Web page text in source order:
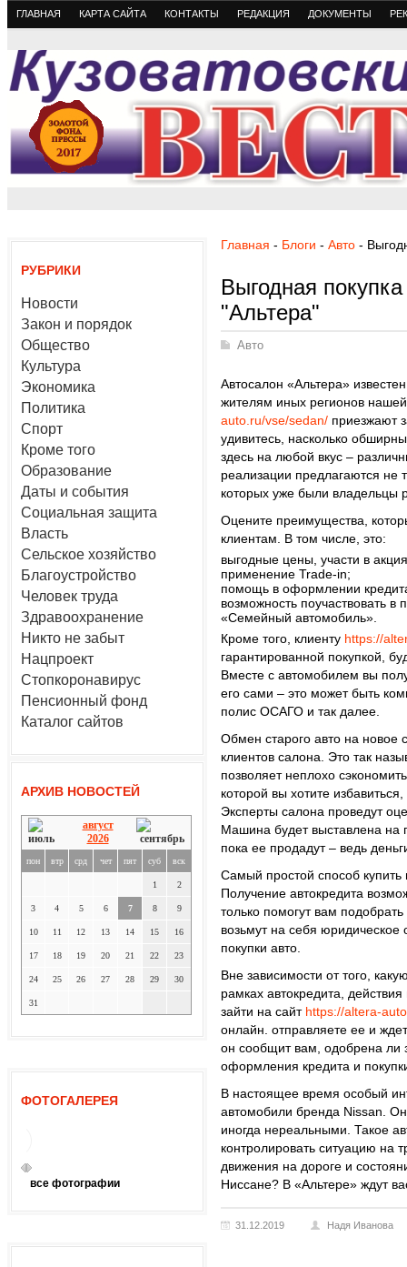
ГЛАВНАЯ КАРТА САЙТА КОНТАКТЫ РЕДАКЦИЯ ДОКУМЕНТЫ
РУБРИКИ
Новости
Закон и порядок
Общество
Культура
Экономика
Политика
Спорт
Кроме того
Образование
Даты и события
Социальная защита
Власть
Сельское хозяйство
Благоустройство
Человек труда
Здравоохранение
Никто не забыт
Нацпроект
Стопкоронавирус
Пенсионный фонд
Каталог сайтов
АРХИВ НОВОСТЕЙ
август
2026
пон втр срд чет пят суб вск
1 2
3 4 5 6 7 8 9
10 11 12 13 14 15 16
17 18 19 20 21 22 23
24 25 26 27 28 29 30
31
ФОТОГАЛЕРЕЯ
все фотографии
Главная - Блоги - Авто -
Выгодная
"Альтера"
Авто
Автосалон «Альтера»
жителям иных регионов
auto.ru/vse/sedan/ приезжают
удивитесь, насколько
здесь на любой вкус –
реализации предлагаются не
которых уже были владельцы
Оцените преимущества,
клиентам. В том числе, это:
выгодные цены, участи в
применение Trade-in;
помощь в оформлении
возможность поучаствовать
«Семейный автомобиль».
Кроме того, клиенту https://
гарантированной покупкой,
Вместе с автомобилем вы
его сами – это может быть
полис ОСАГО и так далее.
Обмен старого авто на новое
клиентов салона. Это так
позволяет неплохо
которой вы хотите
Эксперты салона проведут
Машина будет выставлена на
пока ее продадут – ведь
Самый простой способ купить
Получение автокредита
только помогут вам
возьмут на себя
покупки авто.
Вне зависимости от того,
рамках автокредита,
зайти на сайт https://altera-
онлайн. отправляете ее и
он сообщит вам, одобрена ли
оформления кредита и
В настоящее время особый
автомобили бренда Nissan.
иногда нереальными. Такое
контролировать ситуацию на
движения на дороге и
Ниссане? В «Альтере» ждут
31.12.2019 Надя Иванова